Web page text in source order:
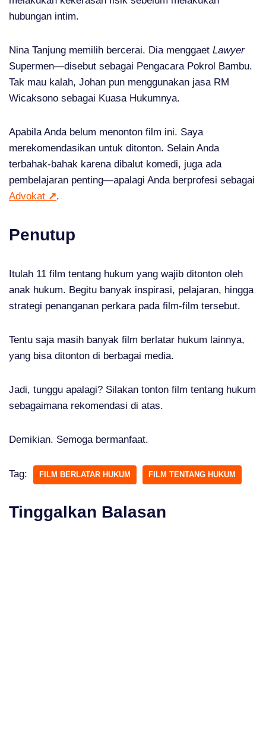
hubungan intim.
Nina Tanjung memilih bercerai. Dia menggaet Lawyer
Supermen—disebut sebagai Pengacara Pokrol Bambu.
Tak mau kalah, Johan pun menggunakan jasa RM
Wicaksono sebagai Kuasa Hukumnya.
Apabila Anda belum menonton film ini. Saya
merekomendasikan untuk ditonton. Selain Anda
terbahak-bahak karena dibalut komedi, juga ada
pembelajaran penting—apalagi Anda berprofesi sebagai
Advokat ↗.
Penutup
Itulah 11 film tentang hukum yang wajib ditonton oleh
anak hukum. Begitu banyak inspirasi, pelajaran, hingga
strategi penanganan perkara pada film-film tersebut.
Tentu saja masih banyak film berlatar hukum lainnya,
yang bisa ditonton di berbagai media.
Jadi, tunggu apalagi? Silakan tonton film tentang hukum
sebagaimana rekomendasi di atas.
Demikian. Semoga bermanfaat.
Tag: FILM BERLATAR HUKUM FILM TENTANG HUKUM
Tinggalkan Balasan